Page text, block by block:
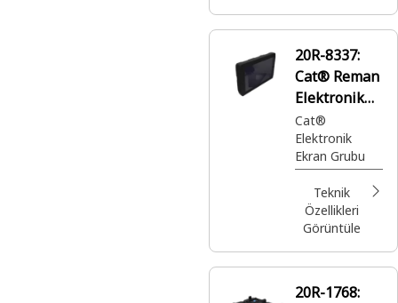
20R-8337:
Cat® Reman
Elektronik
Ekran
Cat®
Elektronik
Ekran Grubu
Teknik
Özellikleri
Görüntüle
20R-1768: